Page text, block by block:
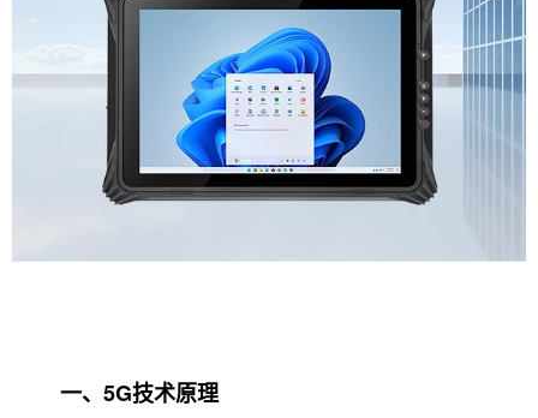
一、5G技术原理